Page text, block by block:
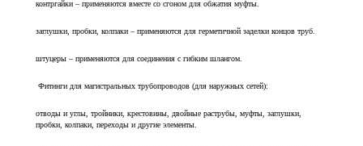
контргайки – применяются вместе со сгоном для обжатия муфты.
заглушки, пробки, колпаки – применяются для герметичной заделки концов труб.
штуцеры – применяются для соединения с гибким шлангом.
Фитинги для магистральных трубопроводов (для наружных сетей):
отводы и углы, тройники, крестовины, двойные раструбы, муфты, заглушки,
пробки, колпаки, переходы и другие элементы.